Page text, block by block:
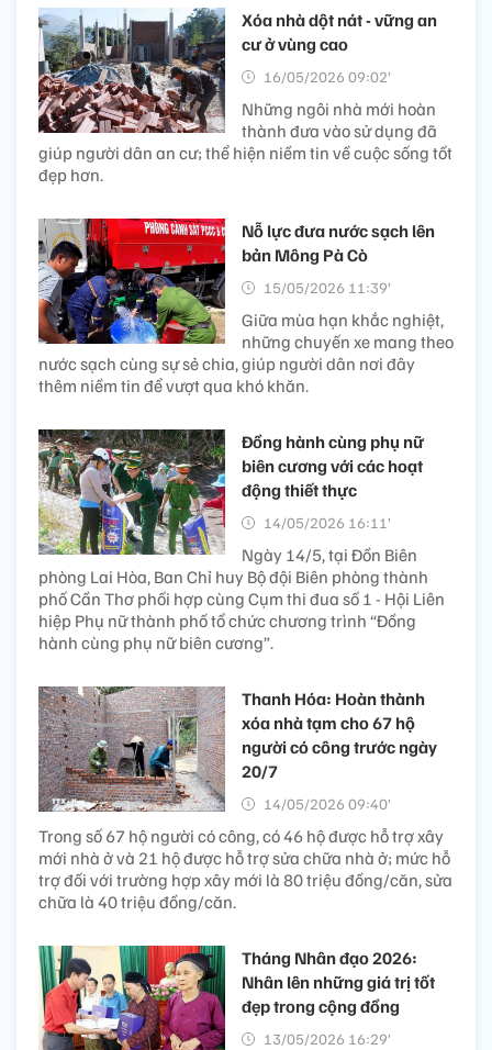
Xóa nhà dột nát - vững an
cư ở vùng cao
16/05/2026 09:02’
Những ngôi nhà mới hoàn
thành đưa vào sử dụng đã
giúp người dân an cư; thể hiện niềm tin về cuộc sống tốt
đẹp hơn.
Nỗ lực đưa nước sạch lên
bản Mông Pà Cò
15/05/2026 11:39’
Giữa mùa hạn khắc nghiệt,
những chuyến xe mang theo
nước sạch cùng sự sẻ chia, giúp người dân nơi đây
thêm niềm tin để vượt qua khó khăn.
Đồng hành cùng phụ nữ
biên cương với các hoạt
động thiết thực
14/05/2026 16:11’
Ngày 14/5, tại Đồn Biên
phòng Lai Hòa, Ban Chỉ huy Bộ đội Biên phòng thành
phố Cần Thơ phối hợp cùng Cụm thi đua số 1 - Hội Liên
hiệp Phụ nữ thành phố tổ chức chương trình “Đồng
hành cùng phụ nữ biên cương”.
Thanh Hóa: Hoàn thành
xóa nhà tạm cho 67 hộ
người có công trước ngày
20/7
14/05/2026 09:40’
Trong số 67 hộ người có công, có 46 hộ được hỗ trợ xây
mới nhà ở và 21 hộ được hỗ trợ sửa chữa nhà ở; mức hỗ
trợ đối với trường hợp xây mới là 80 triệu đồng/căn, sửa
chữa là 40 triệu đồng/căn.
Tháng Nhân đạo 2026:
Nhân lên những giá trị tốt
đẹp trong cộng đồng
13/05/2026 16:29’